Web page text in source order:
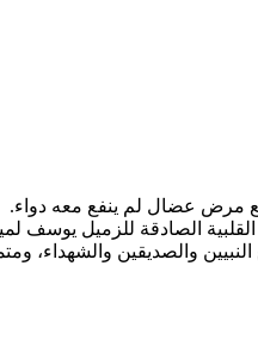
مرض عضال لم ينفع معه دواء.
الصادقة للزميل يوسف
والصديقين والشهداء،